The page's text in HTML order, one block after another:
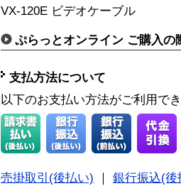
VX-120E ビデオケーブル
ぷらっとオンライン ご購入の
支払方法について
以下のお支払い方法がご利用で
売掛取引(後払い)
銀行振込(後